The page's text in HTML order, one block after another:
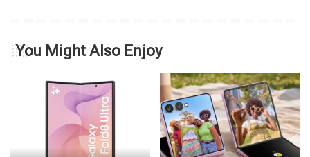
You Might Also Enjoy